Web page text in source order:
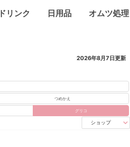
ドリンク 日用品 オムツ処理
2026年8月7日更新
つめかえ
グリコ
ショップ